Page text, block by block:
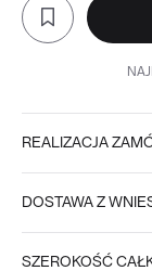
REALIZACJA
DOSTAWA Z
SZEROKOŚĆ